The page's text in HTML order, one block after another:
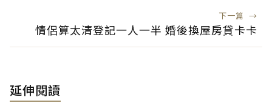
下一篇 →
情侶算太清登記一人一半 婚後換屋房貸卡卡
延伸閱讀